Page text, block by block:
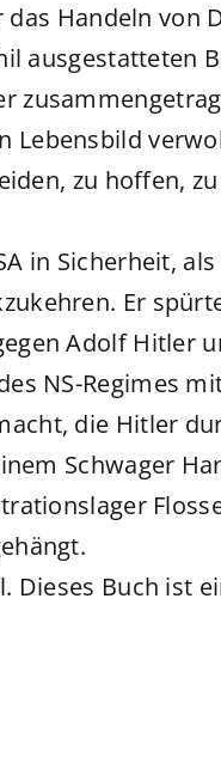
Handeln von
ausgestatteten
Lebensbild
zu hoffen,
in Sicherheit,
Er
Adolf Hitler
NS-Regimes
die Hitler
Schwager
Dieses Buch ist